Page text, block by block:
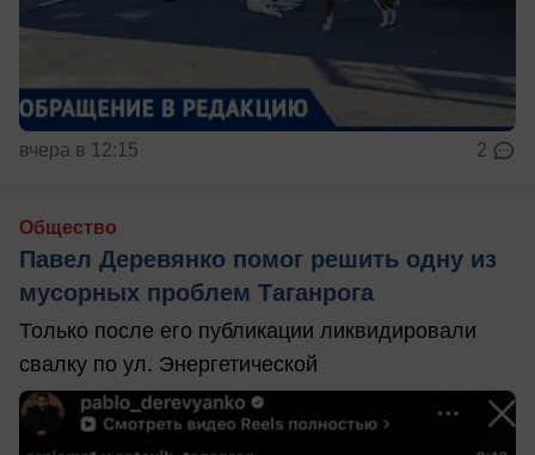
вчера в 12:15 2
Общество
Павел Деревянко помог решить одну из
мусорных проблем Таганрога
Только после его публикации ликвидировали
свалку по ул. Энергетической